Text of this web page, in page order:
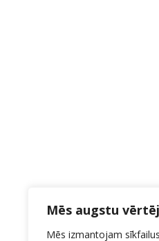
Mēs augstu
Mēs izmantojam